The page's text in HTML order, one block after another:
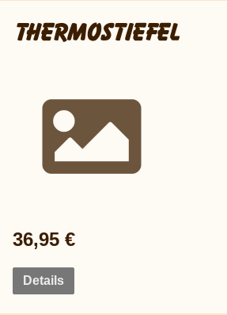
THERMOSTIEFEL
36,95 €
Details